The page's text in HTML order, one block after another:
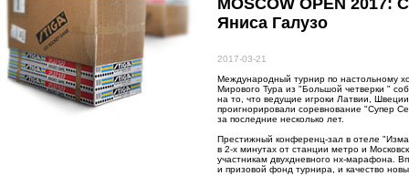
MOSCOW OPEN 2017:
Яниса Галузо
2017-03-21
Международный турнир по настольному
Мирового Тура из "Большой четверки "
на то, что ведущие игроки Латвии,
проигнорировали соревнование "Супер
за последние несколько лет.
Престижный конференц-зал в отеле
в 2-х минутах от станции метро и
участникам двухдневного нх-марафона.
и призовой фонд турнира, и качество